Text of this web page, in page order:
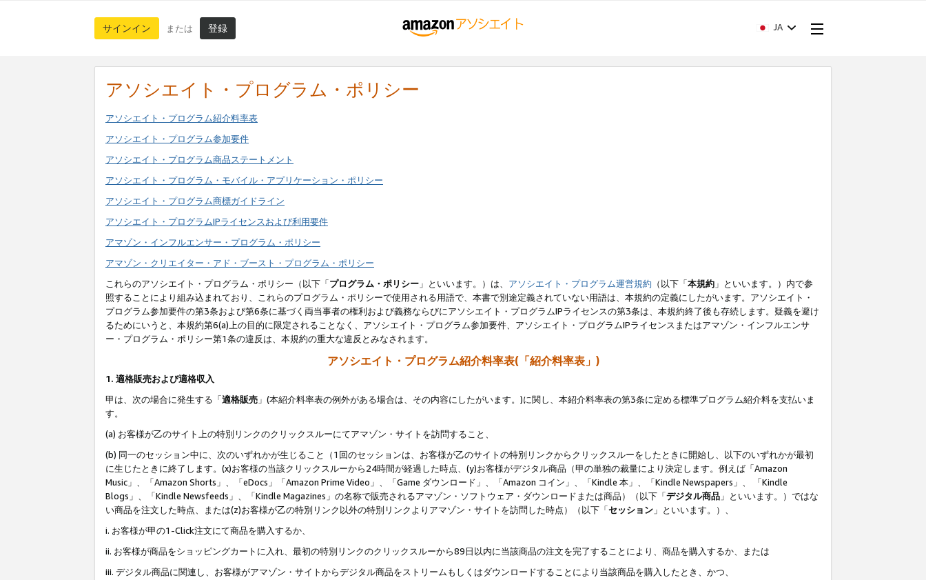
サインイン または 登録 JA
アソシエイト・プログラム・ポリシー
アソシエイト・プログラム紹介料率表
アソシエイト・プログラム参加要件
アソシエイト・プログラム商品ステートメント
アソシエイト・プログラム・モバイル・アプリケーション・ポリシー
アソシエイト・プログラム商標ガイドライン
アソシエイト・プログラムIPライセンスおよび利用要件
アマゾン・インフルエンサー・プログラム・ポリシー
アマゾン・クリエイター・アド・ブースト・プログラム・ポリシー
これらのアソシエイト・プログラム・ポリシー（以下「プログラム・ポリシー 」といいます。）は、 アソシエイト・プログラム運営規約 （以下「本規約 」といいます。）内で参
照することにより組み込まれており、これらのプログラム・ポリシーで使用される用語で、本書で別途定義されていない用語は、本規約の定義にしたがいます。アソシエイト・
プログラム参加要件の第3条および第6条に基づく両当事者の権利および義務ならびにアソシエイト・プログラムIPライセンスの第3条は、本規約終了後も存続します。疑義を避け
るためにいうと、本規約第6(a)上の目的に限定されることなく、アソシエイト・プログラム参加要件、アソシエイト・プログラムIPライセンスまたはアマゾン・インフルエンサ
ー・プログラム・ポリシー第1条の違反は、本規約の重大な違反とみなされます。
アソシエイト・プログラム紹介料率表(「紹介料率表」)
1. 適格販売および適格収入
甲は、次の場合に発生する「適格販売 」(本紹介料率表の例外がある場合は、その内容にしたがいます。)に関し、本紹介料率表の第3条に定める標準プログラム紹介料を支払いま
す。
(a) お客様が乙のサイト上の特別リンクのクリックスルーにてアマゾン・サイトを訪問すること、
(b) 同一のセッション中に、次のいずれかが生じること（1回のセッションは、お客様が乙のサイトの特別リンクからクリックスルーをしたときに開始し、以下のいずれかが最初
に生じたときに終了します。(x)お客様の当該クリックスルーから24時間が経過した時点、(y)お客様がデジタル商品（甲の単独の裁量により決定します。例えば「Amazon
Music」、「Amazon Shorts」、「eDocs」「Amazon Prime Video」、「Game ダウンロード」、「Amazon コイン」、「Kindle 本」、「Kindle Newspapers」、 「Kindle
Blogs」、「Kindle Newsfeeds」、「Kindle Magazines」の名称で販売されるアマゾン・ソフトウェア・ダウンロードまたは商品）（以下「デジタル商品 」といいます。）ではな
い商品を注文した時点、または(z)お客様が乙の特別リンク以外の特別リンクよりアマゾン・サイトを訪問した時点）（以下「セッション 」といいます。）、
i. お客様が甲の1-Click注文にて商品を購入するか、
ii. お客様が商品をショッピングカートに入れ、最初の特別リンクのクリックスルーから89日以内に当該商品の注文を完了することにより、商品を購入するか、または
iii. デジタル商品に関連し、お客様がアマゾン・サイトからデジタル商品をストリームもしくはダウンロードすることにより当該商品を購入したとき、かつ、